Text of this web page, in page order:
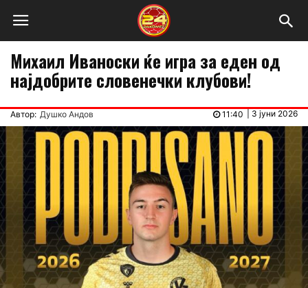
Михаил Иваноски ќе игра за еден од
најдобрите словенечки клубови!
Автор: Душко Андов 3 јуни 2026
11:40